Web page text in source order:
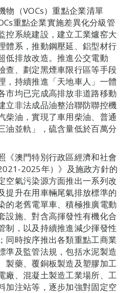
物（VOCs）重點企業清單
重點企業實施差異化分級管
控系統建設，建立工業爐窑大
體系，推動鋼壓延、鋁型材行
低排放改造。推進公交電動
查、劃定黑煙車限行區等手段
，持續推進「天地車人」一體
市均已完成高排放非道路移動
立非法成品油整治聯防聯控機
柴油，實現了車用柴油、普通
油並軌」，硫含量低於百萬分
《澳門特別行政區經濟和社會
2025年）》及施政方針的
空氣污染源方面推出一系列改
提升在用車輛尾氣排放標準的
的老舊電單車、積極推廣電動
設施、對含高揮發性有機化合
制，以及持續推進減少揮發性
同時按序推出各類重點工商業
準及監管法規，包括水泥製造
製藥、覆銅板製造及塑膠加工
廠、混凝土製造工業場所、工
加注站等，逐步加強對固定空